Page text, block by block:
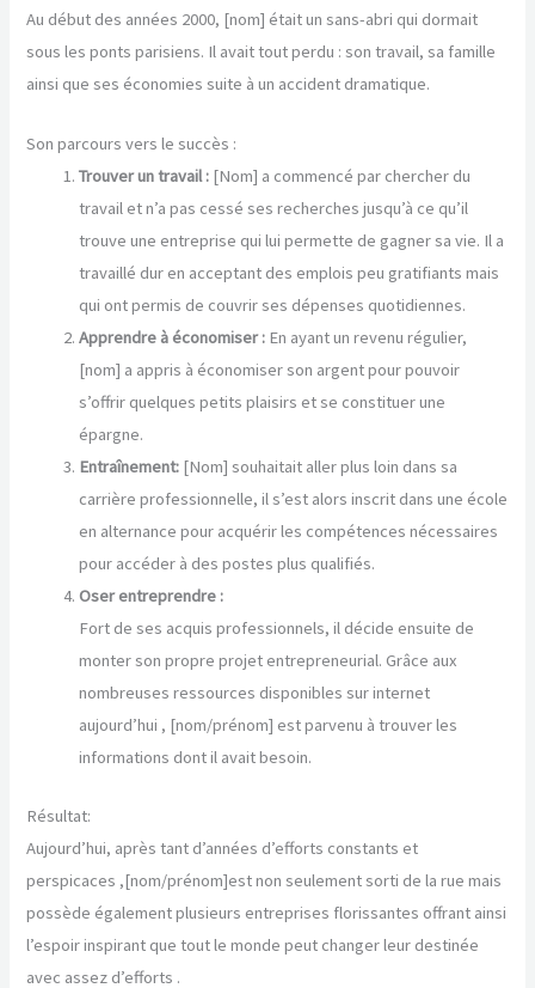
Au début des années 2000, [nom] était un sans-abri qui dormait
sous les ponts parisiens. Il avait tout perdu : son travail, sa famille
ainsi que ses économies suite à un accident dramatique.
Son parcours vers le succès :
Trouver un travail : [Nom] a commencé par chercher du
travail et n’a pas cessé ses recherches jusqu’à ce qu’il
trouve une entreprise qui lui permette de gagner sa vie. Il a
travaillé dur en acceptant des emplois peu gratifiants mais
qui ont permis de couvrir ses dépenses quotidiennes.
Apprendre à économiser : En ayant un revenu régulier,
[nom] a appris à économiser son argent pour pouvoir
s’offrir quelques petits plaisirs et se constituer une
épargne.
Entraînement: [Nom] souhaitait aller plus loin dans sa
carrière professionnelle, il s’est alors inscrit dans une école
en alternance pour acquérir les compétences nécessaires
pour accéder à des postes plus qualifiés.
Oser entreprendre :
Fort de ses acquis professionnels, il décide ensuite de
monter son propre projet entrepreneurial. Grâce aux
nombreuses ressources disponibles sur internet
aujourd’hui , [nom/prénom] est parvenu à trouver les
informations dont il avait besoin.
Résultat:
Aujourd’hui, après tant d’années d’efforts constants et
perspicaces ,[nom/prénom]est non seulement sorti de la rue mais
possède également plusieurs entreprises florissantes offrant ainsi
l’espoir inspirant que tout le monde peut changer leur destinée
avec assez d’efforts .